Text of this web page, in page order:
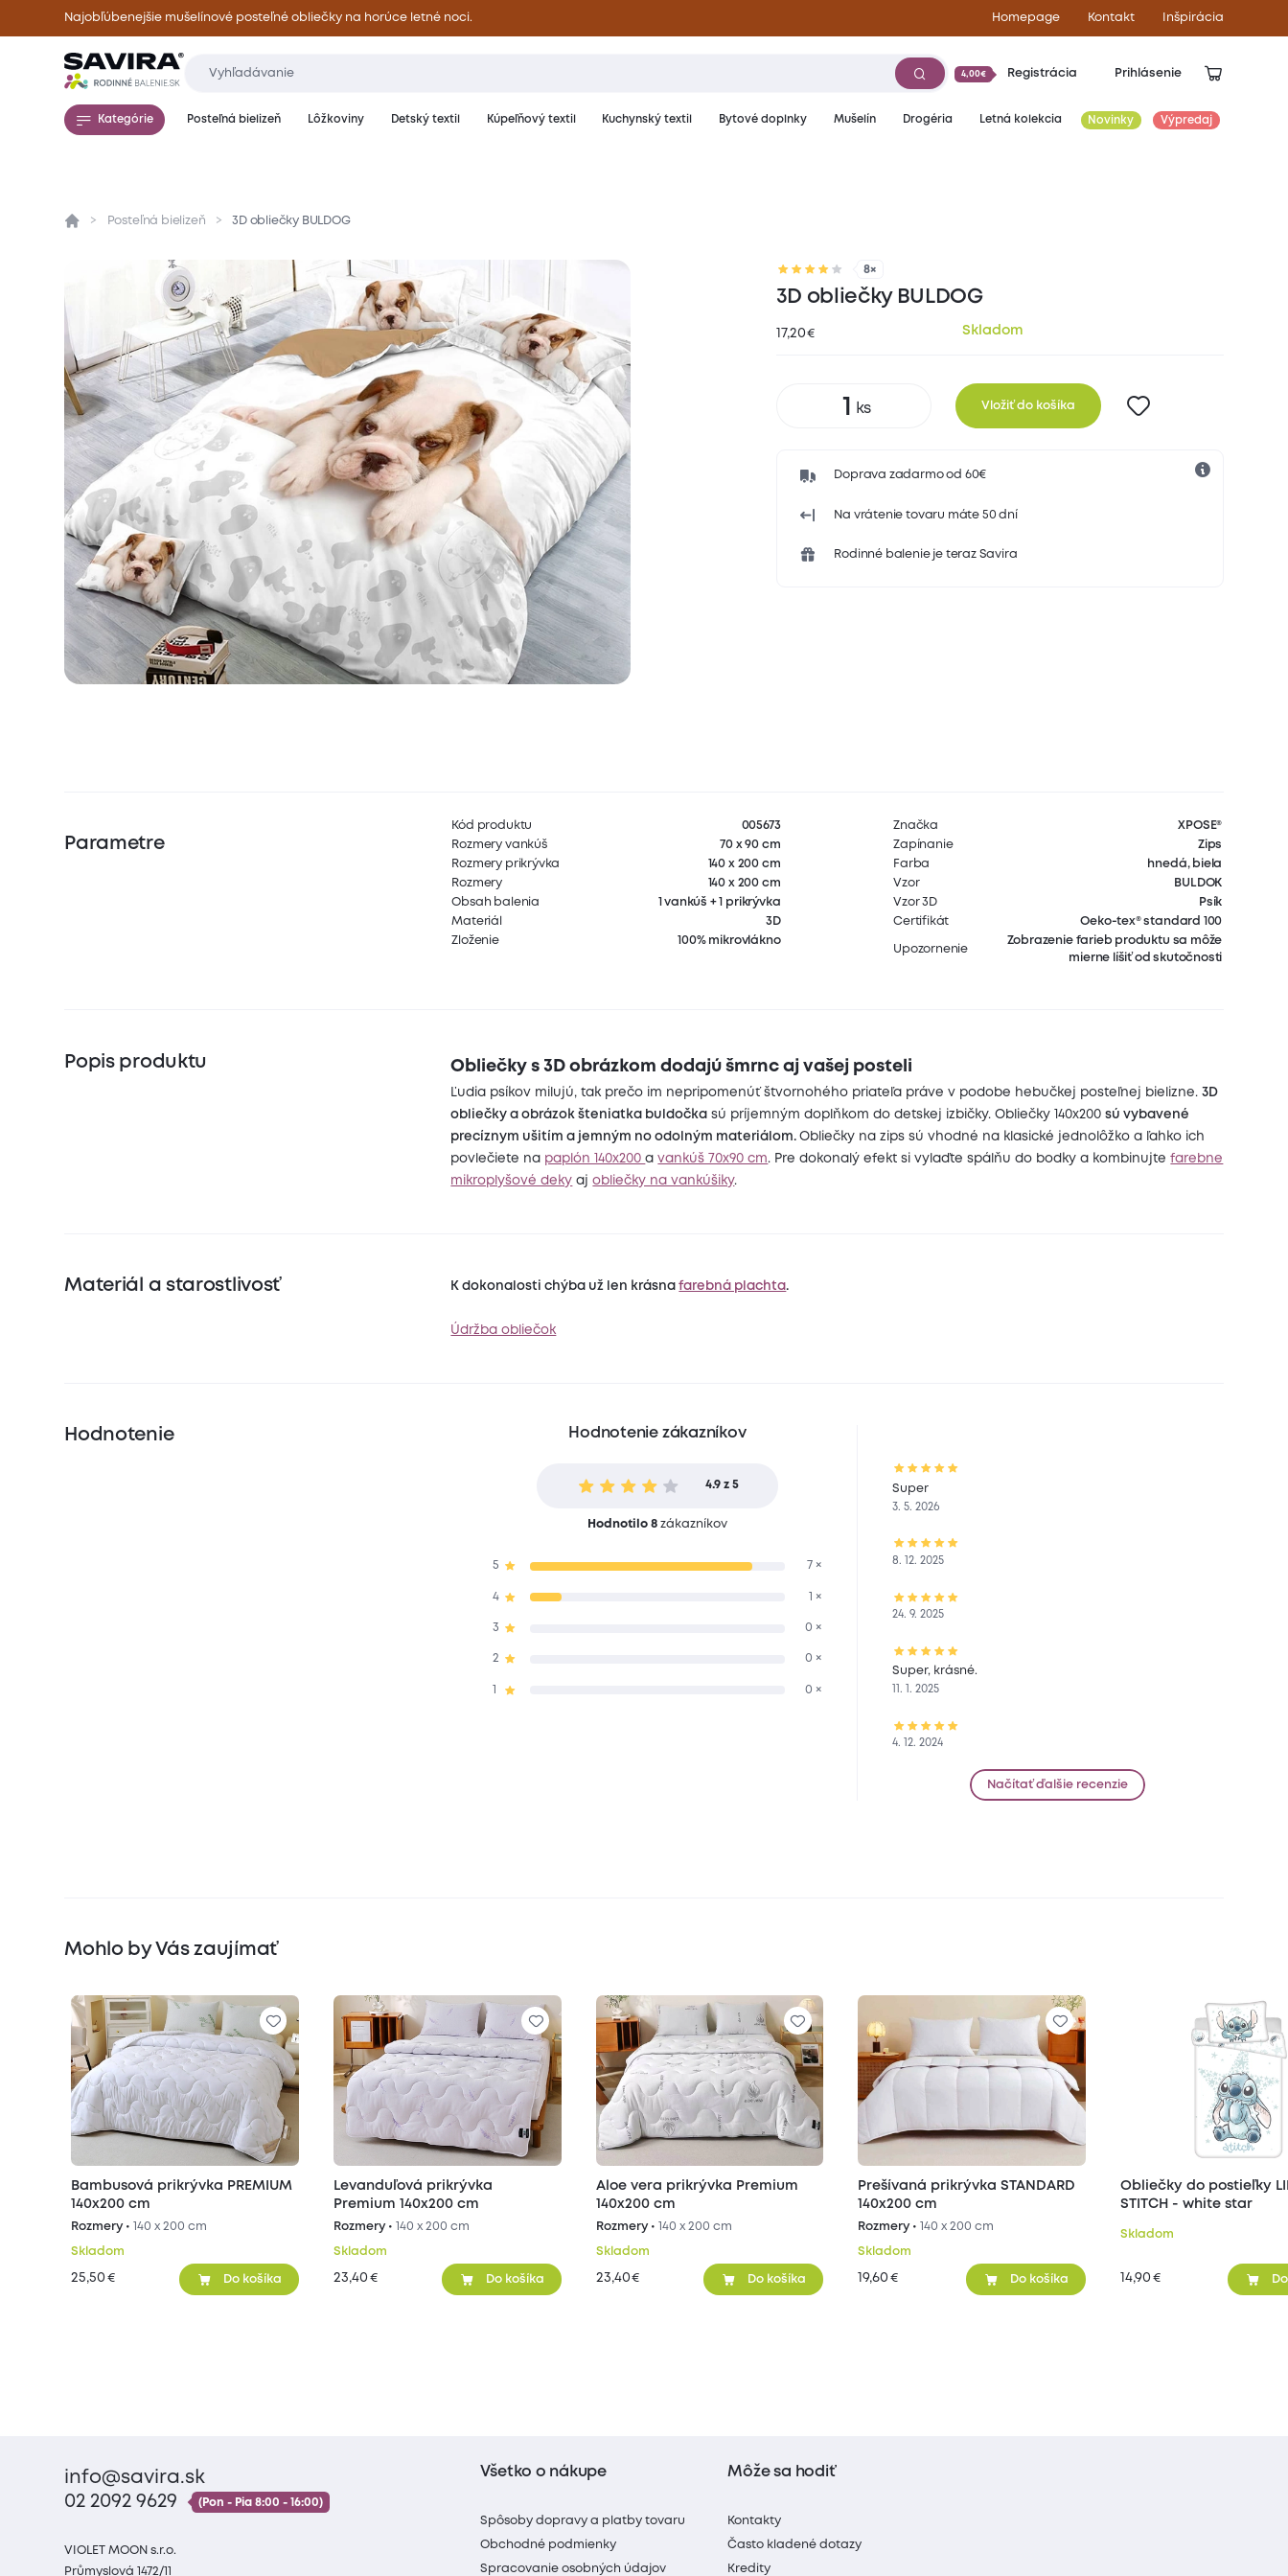
Najobľúbenejšie mušelínové posteľné obliečky na horúce letné noci. Homepage Kontakt Inšpirácia
4,00€ Registrácia Prihlásenie
Kategórie Posteľná bielizeň Lôžkoviny Detský textil Kúpeľňový textil Kuchynský textil Bytové doplnky Mušelín Drogéria Letná kolekcia Novinky Výpredaj
Prehľad Parametre Popis produktu
Posteľná bielizeň 3D obliečky BULDOG
8×
3D obliečky BULDOG
17,20 € Skladom
Vložiť do košíka
Doprava zadarmo od 60€
Na vrátenie tovaru máte 50 dní
Rodinné balenie je teraz Savira
Parametre
Kód produktu
005673
Rozmery vankúš
70 x 90 cm
Rozmery prikrývka
140 x 200 cm
Rozmery
140 x 200 cm
Obsah balenia
1 vankúš + 1 prikrývka
Materiál
3D
Zloženie
100% mikrovlákno
Značka
XPOSE®
Zapínanie
Zips
Farba
hnedá, biela
Vzor
BULDOK
Vzor 3D
Psík
Certifikát
Oeko-tex® standard 100
Upozornenie
Zobrazenie farieb produktu sa môže
mierne líšiť od skutočnosti
Popis produktu Obliečky s 3D obrázkom dodajú šmrnc aj vašej posteli
Ľudia psíkov milujú, tak prečo im nepripomenúť štvornohého priateľa práve v podobe hebučkej posteľnej bielizne.3D
obliečky a obrázok šteniatka buldočka sú príjemným doplňkom do detskej izbičky. Obliečky 140x200sú vybavené
precíznym ušitím a jemným no odolným materiálom.Obliečky na zips sú vhodné na klasické jednolôžko a ľahko ich
povlečiete na paplón 140x200avankúš 70x90 cm. Pre dokonalý efekt si vylaďte spálňu do bodky a kombinujtefarebne
mikroplyšové deky ajobliečky na vankúšiky.
Materiál a starostlivosť K dokonalosti chýba už len krásnafarebná plachta.
Údržba obliečok
Hodnotenie Hodnotenie zákazníkov
4.9 z 5
Hodnotilo 8zákazníkov
5 7 ×
4 1 ×
3 0 ×
2 0 ×
0 ×
Super
3. 5. 2026
8. 12. 2025
24. 9. 2025
Super, krásné.
11. 1. 2025
4. 12. 2024
Načítať ďalšie recenzie
Mohlo by Vás zaujímať
Bambusová prikrývka PREMIUM
140x200 cm
Rozmery • 140 x 200 cm
Skladom
25,50 € Do košíka
Levanduľová prikrývka
Premium 140x200 cm
Rozmery • 140 x 200 cm
Skladom
23,40 € Do košíka
Aloe vera prikrývka Premium
140x200 cm
Rozmery • 140 x 200 cm
Skladom
23,40 € Do košíka
Prešívaná prikrývka STANDARD
140x200 cm
Rozmery • 140 x 200 cm
Skladom
19,60 € Do košíka
Obliečky do postieľky
STITCH - white star
Skladom
14,90 €
info@savira.sk
02 2092 9629
(Pon - Pia 8:00 - 16:00)
VIOLET MOON s.r.o.
Průmyslová 1472/11
Všetko o nákupe
Spôsoby dopravy a platby tovaru
Obchodné podmienky
Spracovanie osobných údajov
Môže sa hodiť
Kontakty
Často kladené dotazy
Kredity